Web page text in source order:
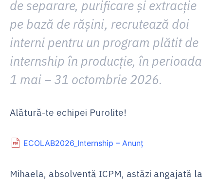
de separare, purificare și extracție
pe bază de rășini, recrutează doi
interni pentru un program plătit de
internship în producție, în perioada
1 mai – 31 octombrie 2026.
Alătură-te echipei Purolite!
ECOLAB2026_Internship – Anunț
Mihaela, absolventă ICPM, astăzi angajată la